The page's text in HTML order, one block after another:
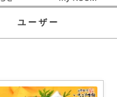
ユーザー